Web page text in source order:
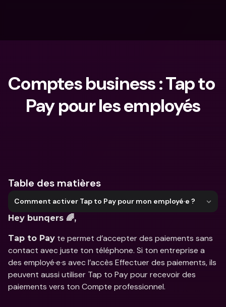
Comptes business : Tap to
Pay pour les employés
Table des matières
Comment activer Tap to Pay pour mon employé·e ?
Hey bunqers 🌈,
Tap to Pay te permet d’accepter des paiements sans
contact avec juste ton téléphone. Si ton entreprise a
des employé·e·s avec l’accès Effectuer des paiements, ils
peuvent aussi utiliser Tap to Pay pour recevoir des
paiements vers ton Compte professionnel.